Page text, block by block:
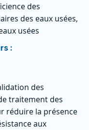
des
des eaux usées,
usées
:
des
traitement des
réduire la présence
aux